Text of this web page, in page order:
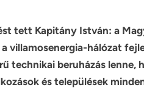
tett Kapitány István: a
villamosenergia-hálózat
technikai beruházás
és települések